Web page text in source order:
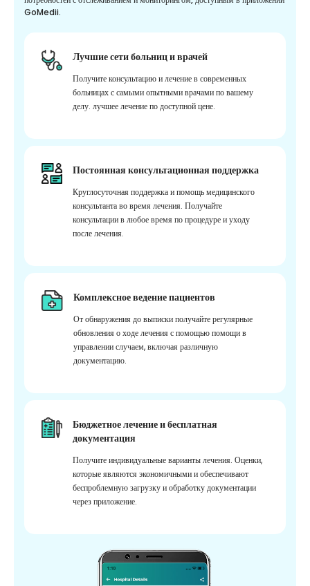
GoMedii.
Лучшие сети больниц и врачей
Получите консультацию и лечение в современных
больницах с самыми опытными врачами по вашему
делу. лучшее лечение по доступной цене.
Постоянная консультационная поддержка
Круглосуточная поддержка и помощь медицинского
консультанта во время лечения. Получайте
консультации в любое время по процедуре и уходу
после лечения.
Комплексное ведение пациентов
От обнаружения до выписки получайте регулярные
обновления о ходе лечения с помощью помощи в
управлении случаем, включая различную
документацию.
Бюджетное лечение и бесплатная
документация
Получите индивидуальные варианты лечения. Оценки,
которые являются экономичными и обеспечивают
беспроблемную загрузку и обработку документации
через приложение.